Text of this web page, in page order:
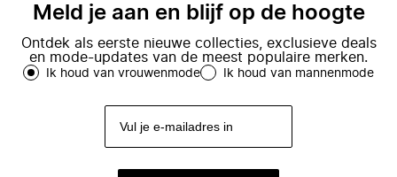
Meld je aan en blijf op de hoogte
Ontdek als eerste nieuwe collecties, exclusieve deals
en mode-updates van de meest populaire merken.
Ik houd van vrouwenmode Ik houd van mannenmode